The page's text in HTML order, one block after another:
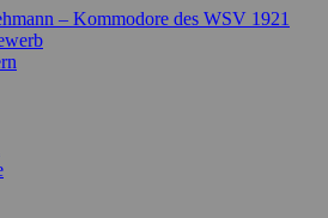
– Kommodore des WSV 1921